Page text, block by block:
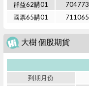
群益62購01
704773
國票65購01
711065
大樹 個股期貨
到期月份